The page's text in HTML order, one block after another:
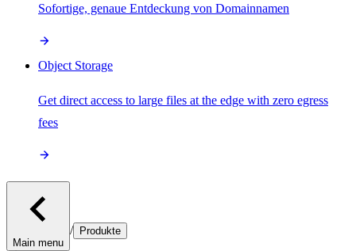
Sofortige, genaue Entdeckung von Domainnamen
Object Storage
Get direct access to large files at the edge with zero egress
fees
Main menu
/ Produkte